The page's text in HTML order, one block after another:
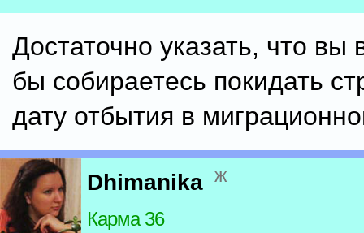
Достаточно указать, что вы
бы собираетесь покидать
дату отбытия в
Dhimanika ж
Карма 36